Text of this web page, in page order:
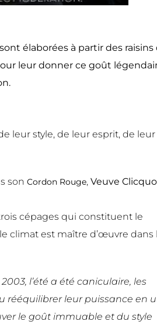
élaborées à partir des raisins
leur donner ce goût
leur style, de leur esprit, de leur
son Cordon Rouge, Veuve
cépages qui constituent le
climat est maître d’œuvre dans
l’été a été caniculaire, les
rééquilibrer leur puissance en
le goût immuable et du style